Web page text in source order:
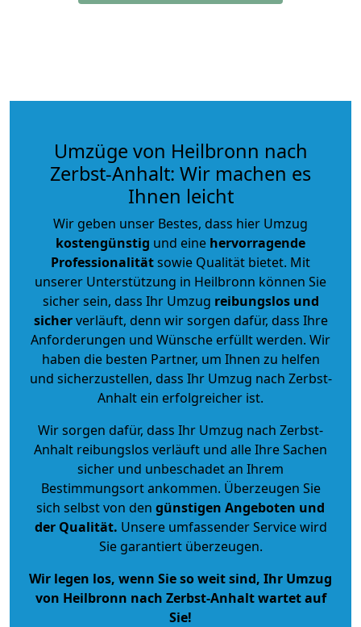
Umzüge von Heilbronn nach
Zerbst-Anhalt: Wir machen es
Ihnen leicht
Wir geben unser Bestes, dass hier Umzug
kostengünstig und eine hervorragende
Professionalitätsowie Qualität bietet. Mit
unserer Unterstützung in Heilbronn können Sie
sicher sein, dass Ihr Umzug reibungslos und
sicherverläuft, denn wir sorgen dafür, dass Ihre
Anforderungen und Wünsche erfüllt werden. Wir
haben die besten Partner, um Ihnen zu helfen
und sicherzustellen, dass Ihr Umzug nach Zerbst-
Anhalt ein erfolgreicher ist.
Wir sorgen dafür, dass Ihr Umzug nach Zerbst-
Anhalt reibungslos verläuft und alle Ihre Sachen
sicher und unbeschadet an Ihrem
Bestimmungsort ankommen. Überzeugen Sie
sich selbst von den günstigen Angeboten und
der Qualität. Unsere umfassender Service wird
Sie garantiert überzeugen.
Wir legen los, wenn Sie so weit sind, Ihr Umzug
von Heilbronn nach Zerbst-Anhalt wartet auf
Sie!